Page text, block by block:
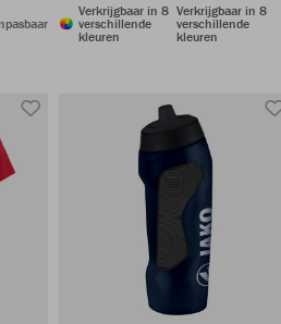
Verkrijgbaar in 8
verschillende
kleuren
Verkrijgbaar in 8
verschillende
kleuren